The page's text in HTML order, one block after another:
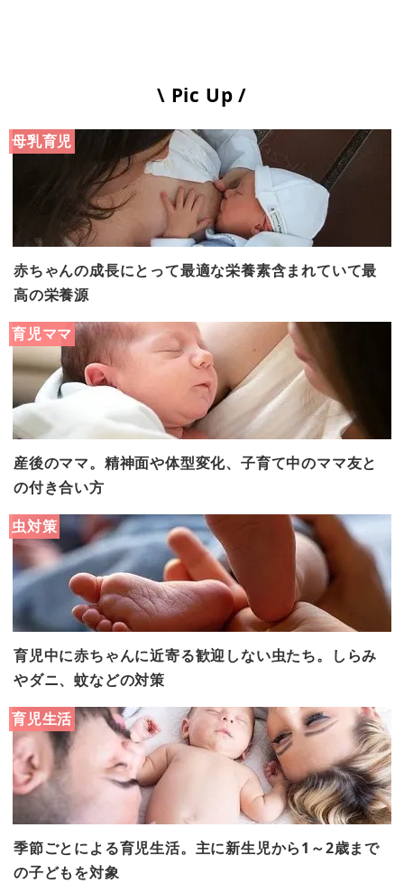
\ Pic Up /
母乳育児
赤ちゃんの成長にとって最適な栄養素含まれていて最
高の栄養源
育児ママ
産後のママ。精神面や体型変化、子育て中のママ友と
の付き合い方
虫対策
育児中に赤ちゃんに近寄る歓迎しない虫たち。しらみ
やダニ、蚊などの対策
育児生活
季節ごとによる育児生活。主に新生児から1～2歳まで
の子どもを対象